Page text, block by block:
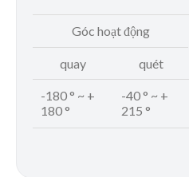
Góc hoạt động
quay
quét
-180 ° ~ +
180 °
-40 ° ~ +
215 °